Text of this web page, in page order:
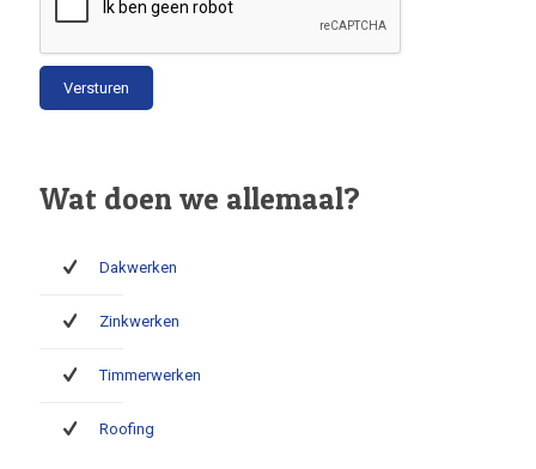
Wat doen we allemaal?
Dakwerken
Zinkwerken
Timmerwerken
Roofing